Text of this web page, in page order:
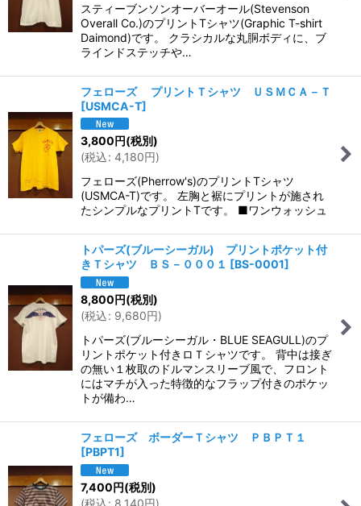
スティーブンソンオーバーオール(Stevenson
Overall Co.)のプリントTシャツ(Graphic T-shirt
Daimond)です。 クラシカルな丸胴ボディに、ブ
ラインドステッチや…
フェローズ プリントＴシャツ ＵＳＭＣＡ－Ｔ
[USMCA-T]
3,800円(税別)
(税込: 4,180円)
フェローズ(Pherrow's)のプリントTシャツ
(USMCA-T)です。 左胸と裾にプリントが施され
たシンプルなプリントTです。 ■ワンウォッシュ
トパーズ(ブルーシーガル) プリントポケット付
きＴシャツ ＢＳ－０００１ [BS-0001]
8,800円(税別)
(税込: 9,680円)
トパーズ(ブルーシーガル・BLUE SEAGULL)のプ
リントポケット付きロＴシャツです。 背中は接ぎ
の無い１枚取のドルマンスリーブ風で、フロント
にはマチが入った特徴的なフラップ付きのポケッ
トが備わ…
フェローズ ボーダーＴシャツ ＰＢＰＴ１
[PBPT1]
7,400円(税別)
(税込: 8,140円)